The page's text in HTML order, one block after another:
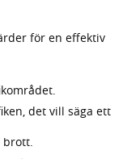
för en effektiv
det vill säga ett
brott.